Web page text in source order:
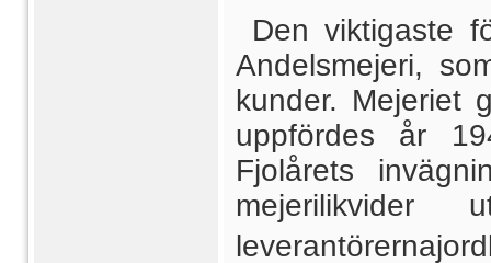
Den viktigaste
Andelsmejeri,
kunder. Mejeriet
uppfördes år
Fjolårets
mejerilikvider